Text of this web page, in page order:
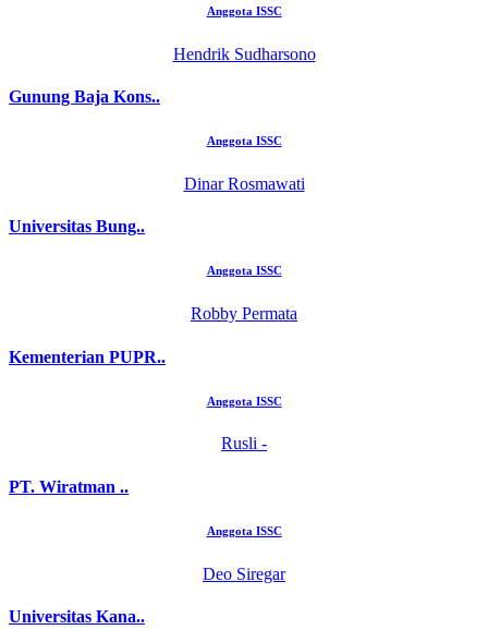
Anggota ISSC
Hendrik Sudharsono
Gunung Baja Kons..
Anggota ISSC
Dinar Rosmawati
Universitas Bung..
Anggota ISSC
Robby Permata
Kementerian PUPR..
Anggota ISSC
Rusli -
PT. Wiratman ..
Anggota ISSC
Deo Siregar
Universitas Kana..